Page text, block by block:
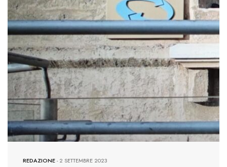
REDAZIONE-2 SETTEMBRE 2023